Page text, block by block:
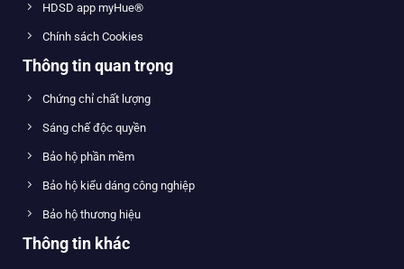
HDSD app myHue®
Chính sách Cookies
Thông tin quan trọng
Chứng chỉ chất lượng
Sáng chế độc quyền
Bảo hộ phần mềm
Bảo hộ kiểu dáng công nghiệp
Bảo hộ thương hiệu
Thông tin khác